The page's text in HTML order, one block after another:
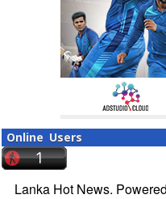
Online Users
Lanka Hot News.